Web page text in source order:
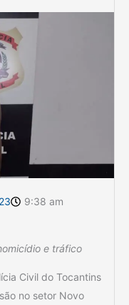
9:38 am
e tráfico
Civil do Tocantins
no setor Novo